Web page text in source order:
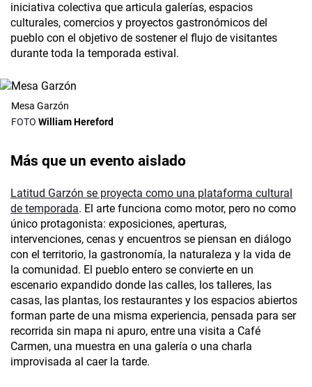
iniciativa colectiva que articula galerías, espacios
culturales, comercios y proyectos gastronómicos del
pueblo con el objetivo de sostener el flujo de visitantes
durante toda la temporada estival.
Mesa Garzón
William Hereford
Más que un evento aislado
Latitud Garzón se proyecta como una plataforma cultural
de temporada. El arte funciona como motor, pero no como
único protagonista: exposiciones, aperturas,
intervenciones, cenas y encuentros se piensan en diálogo
con el territorio, la gastronomía, la naturaleza y la vida de
la comunidad. El pueblo entero se convierte en un
escenario expandido donde las calles, los talleres, las
casas, las plantas, los restaurantes y los espacios abiertos
forman parte de una misma experiencia, pensada para ser
recorrida sin mapa ni apuro, entre una visita a Café
Carmen, una muestra en una galería o una charla
improvisada al caer la tarde.